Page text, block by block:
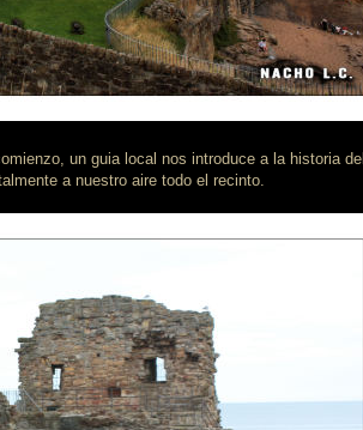
un guia local nos introduce a la historia del
a nuestro aire todo el recinto.